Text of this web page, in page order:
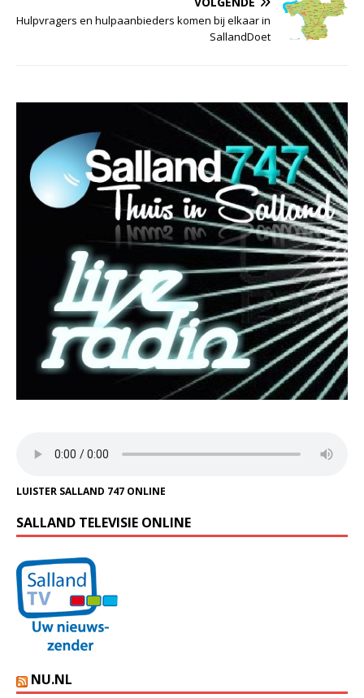
Hulpvragers en hulpaanbieders komen bij elkaar in
SallandDoet
LUISTER SALLAND 747 ONLINE
SALLAND TELEVISIE ONLINE
NU.NL